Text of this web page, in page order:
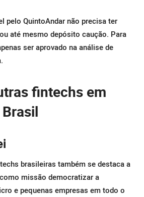
pelo QuintoAndar não precisa ter
até mesmo depósito caução. Para
ser aprovado na análise de
fintechs em
brasileiras também se destaca a
missão democratizar a
e pequenas empresas em todo o